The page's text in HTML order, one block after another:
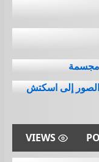
VIEWS